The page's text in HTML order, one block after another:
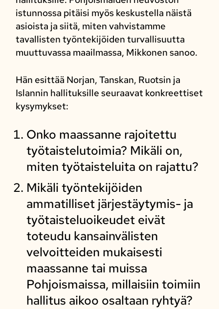
istunnossa pitäisi myös keskustella näistä
asioista ja siitä, miten vahvistamme
tavallisten työntekijöiden turvallisuutta
muuttuvassa maailmassa, Mikkonen sanoo.
Hän esittää Norjan, Tanskan, Ruotsin ja
Islannin hallituksille seuraavat konkreettiset
kysymykset:
Onko maassanne rajoitettu
työtaistelutoimia? Mikäli on,
miten työtaisteluita on rajattu?
Mikäli työntekijöiden
ammatilliset järjestäytymis- ja
työtaisteluoikeudet eivät
toteudu kansainvälisten
velvoitteiden mukaisesti
maassanne tai muissa
Pohjoismaissa, millaisiin toimiin
hallitus aikoo osaltaan ryhtyä?